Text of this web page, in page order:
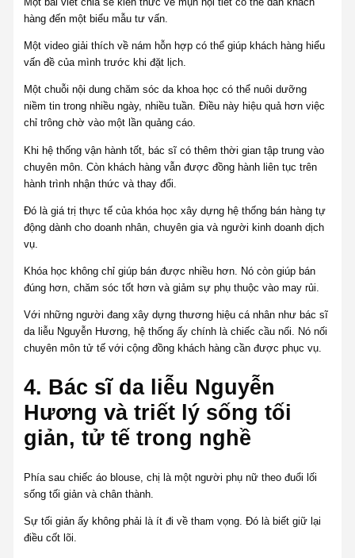
hàng đến một biểu mẫu tư vấn.
Một video giải thích về nám hỗn hợp có thể giúp khách hàng hiểu
vấn đề của mình trước khi đặt lịch.
Một chuỗi nội dung chăm sóc da khoa học có thể nuôi dưỡng
niềm tin trong nhiều ngày, nhiều tuần. Điều này hiệu quả hơn việc
chỉ trông chờ vào một lần quảng cáo.
Khi hệ thống vận hành tốt, bác sĩ có thêm thời gian tập trung vào
chuyên môn. Còn khách hàng vẫn được đồng hành liên tục trên
hành trình nhận thức và thay đổi.
Đó là giá trị thực tế của khóa học xây dựng hệ thống bán hàng tự
động dành cho doanh nhân, chuyên gia và người kinh doanh dịch
vụ.
Khóa học không chỉ giúp bán được nhiều hơn. Nó còn giúp bán
đúng hơn, chăm sóc tốt hơn và giảm sự phụ thuộc vào may rủi.
Với những người đang xây dựng thương hiệu cá nhân như bác sĩ
da liễu Nguyễn Hương, hệ thống ấy chính là chiếc cầu nối. Nó nối
chuyên môn tử tế với cộng đồng khách hàng cần được phục vụ.
4. Bác sĩ da liễu Nguyễn
Hương và triết lý sống tối
giản, tử tế trong nghề
Phía sau chiếc áo blouse, chị là một người phụ nữ theo đuổi lối
sống tối giản và chân thành.
Sự tối giản ấy không phải là ít đi về tham vọng. Đó là biết giữ lại
điều cốt lõi.